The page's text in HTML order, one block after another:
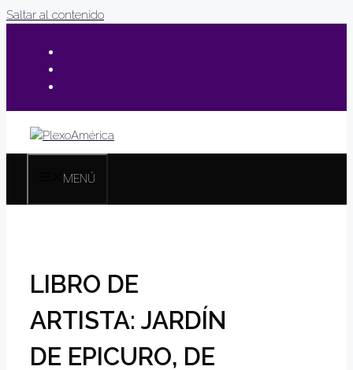
Saltar al contenido
MENÚ
LIBRO DE
ARTISTA: JARDÍN
DE EPICURO, DE